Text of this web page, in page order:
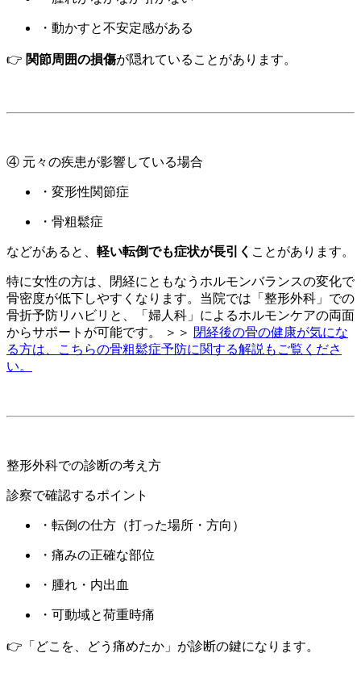
・動かすと不安定感がある
👉 関節周囲の損傷が隠れていることがあります。
④ 元々の疾患が影響している場合
・変形性関節症
・骨粗鬆症
などがあると、 軽い転倒でも症状が長引く ことがあります。
特に女性の方は、閉経にともなうホルモンバランスの変化で
骨密度が低下しやすくなります。当院では「整形外科」での
骨折予防リハビリと、「婦人科」によるホルモンケアの両面
からサポートが可能です。 ＞＞ 閉経後の骨の健康が気にな
る方は、こちらの骨粗鬆症予防に関する解説もご覧くださ
い。
整形外科での診断の考え方
診察で確認するポイント
・転倒の仕方（打った場所・方向）
・痛みの正確な部位
・腫れ・内出血
・可動域と荷重時痛
👉「どこを、どう痛めたか」が診断の鍵になります。